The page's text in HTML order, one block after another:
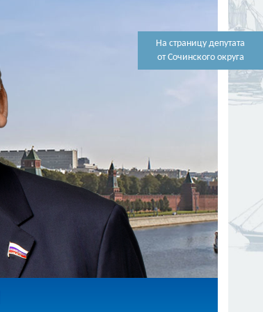
На страницу депутата
от Сочинского округа